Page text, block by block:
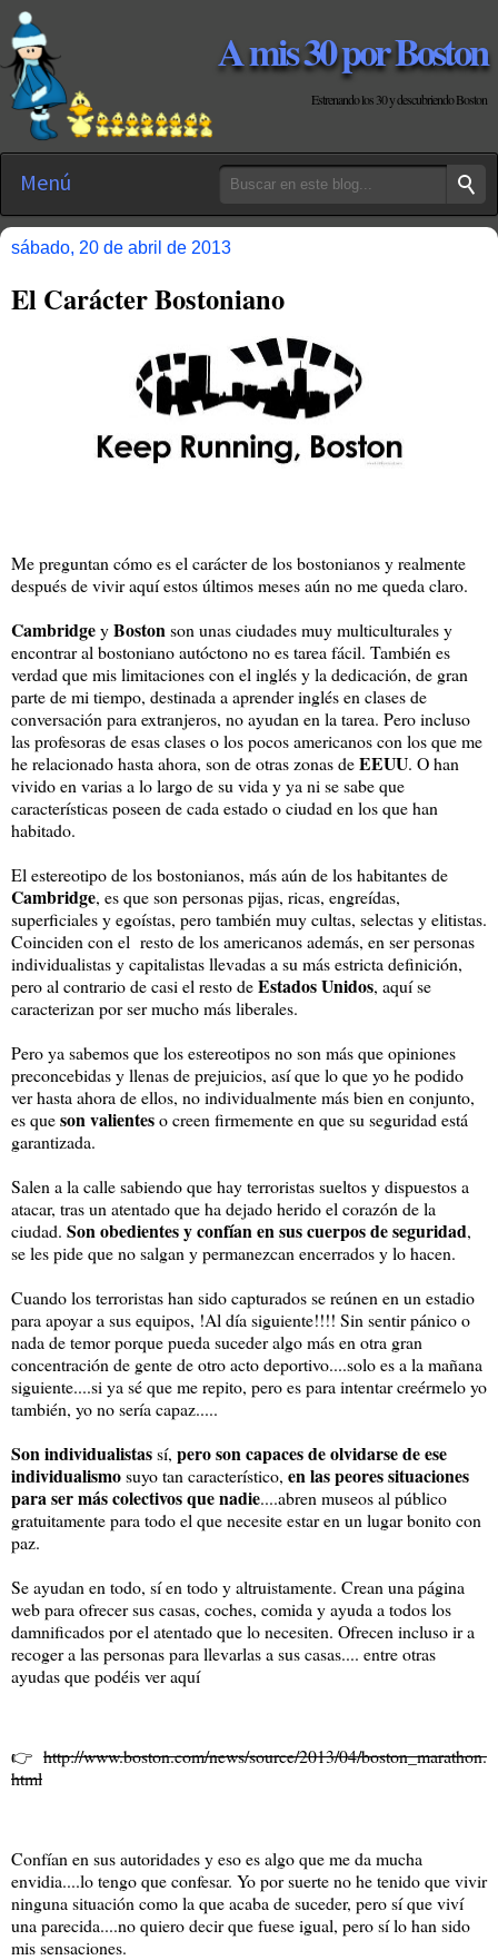
A mis 30 por Boston
Estrenando los 30 y descubriendo Boston
Menú
sábado, 20 de abril de 2013
El Carácter Bostoniano
Me preguntan cómo es el carácter de los bostonianos y realmente
después de vivir aquí estos últimos meses aún no me queda claro.
CambridgeyBostonson unas ciudades muy multiculturales y
encontrar al bostoniano autóctono no es tarea fácil. También es
verdad que mis limitaciones con el inglés y la dedicación, de gran
parte de mi tiempo, destinada a aprender inglés en clases de
conversación para extranjeros, no ayudan en la tarea. Pero incluso
las profesoras de esas clases o los pocos americanos con los que me
he relacionado hasta ahora, son de otras zonas deEEUU. O han
vivido en varias a lo largo de su vida y ya ni se sabe que
características poseen de cada estado o ciudad en los que han
habitado.
El estereotipo de los bostonianos, más aún de los habitantes de
Cambridge, es que son personas pijas, ricas, engreídas,
superficiales y egoístas, pero también muy cultas, selectas y elitistas.
Coinciden con el resto de los americanos además, en ser personas
individualistas y capitalistas llevadas a su más estricta definición,
pero al contrario de casi el resto deEstados Unidos, aquí se
caracterizan por ser mucho más liberales.
Pero ya sabemos que los estereotipos no son más que opiniones
preconcebidas y llenas de prejuicios, así que lo que yo he podido
ver hasta ahora de ellos, no individualmente más bien en conjunto,
es queson valienteso creen firmemente en que su seguridad está
garantizada.
Salen a la calle sabiendo que hay terroristas sueltos y dispuestos a
atacar, tras un atentado que ha dejado herido el corazón de la
ciudad. Son obedientes y confían en sus cuerpos de seguridad,
se les pide que no salgan y permanezcan encerrados y lo hacen.
Cuando los terroristas han sido capturados se reúnen en un estadio
para apoyar a sus equipos, !Al día siguiente!!!! Sin sentir pánico o
nada de temor porque pueda suceder algo más en otra gran
concentración de gente de otro acto deportivo....solo es a la mañana
siguiente....si ya sé que me repito, pero es para intentar creérmelo yo
también, yo no sería capaz.....
Son individualistassí, pero son capaces de olvidarse de ese
individualismosuyo tan característico, en las peores situaciones
para ser más colectivos que nadie....abren museos al público
gratuitamente para todo el que necesite estar en un lugar bonito con
paz.
Se ayudan en todo, sí en todo y altruistamente. Crean una página
web para ofrecer sus casas, coches, comida y ayuda a todos los
damnificados por el atentado que lo necesiten. Ofrecen incluso ir a
recoger a las personas para llevarlas a sus casas.... entre otras
ayudas que podéis ver aquí
👉 http://www.boston.com/news/source/2013/04/boston_marathon.
html
Confían en sus autoridades y eso es algo que me da mucha
envidia....lo tengo que confesar. Yo por suerte no he tenido que vivir
ninguna situación como la que acaba de suceder, pero sí que viví
una parecida....no quiero decir que fuese igual, pero sí lo han sido
mis sensaciones.